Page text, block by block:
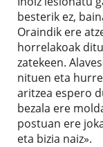
besterik ez,
Oraindik ere
horrelakoak
zatekeen.
nituen eta
aritzea espero
bezala ere
postuan ere
eta bizia naiz».